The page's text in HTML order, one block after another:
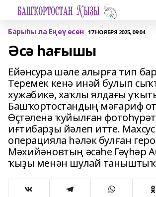
Барыһы ла Еңеү өсөн 17 НОЯБРЯ 2025, 09:04
Әсә һағышы
Ейәнсура шәле алырға тип
Теремек кенә инәй булып
хужабикә, хаҡлы ялдағы
Башҡортостандың мәғариф
Өҫтәленә ҡуйылған
иғтибарҙы йәлеп итте.
операцияла һәләк булған
Мәхийәновтың әсәһе Гәүһәр
ҡыҙы менән шулай